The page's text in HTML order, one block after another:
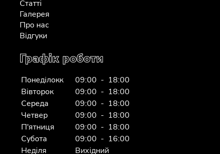
Статті
Галерея
Про нас
Відгуки
Графік роботи
Понеділокк
09:00 - 18:00
Вівторок
09:00 - 18:00
Середа
09:00 - 18:00
Четвер
09:00 - 18:00
П'ятниця
09:00 - 18:00
Субота
09:00 - 16:00
Неділя
Вихідний